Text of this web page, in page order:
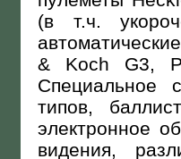
(в т.ч.
& Koch G3,
Специальное
типов,
электронное
видения,